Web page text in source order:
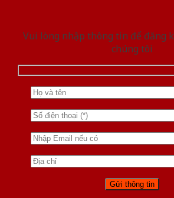
Vui lòng nhập thông tin để đăng
chúng tôi